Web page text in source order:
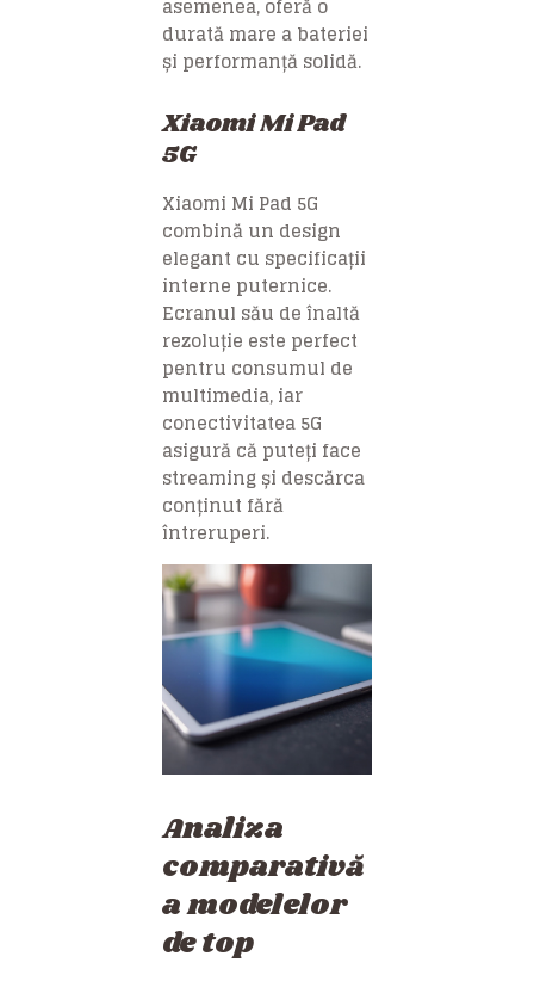
asemenea, oferă o
durată mare a bateriei
și performanță solidă.
Xiaomi Mi Pad
5G
Xiaomi Mi Pad 5G
combină un design
elegant cu specificații
interne puternice.
Ecranul său de înaltă
rezoluție este perfect
pentru consumul de
multimedia, iar
conectivitatea 5G
asigură că puteți face
streaming și descărca
conținut fără
întreruperi.
Analiza
comparativă
a modelelor
de top